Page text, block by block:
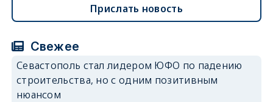
Прислать новость
Свежее
Севастополь стал лидером ЮФО по падению
строительства, но с одним позитивным
нюансом